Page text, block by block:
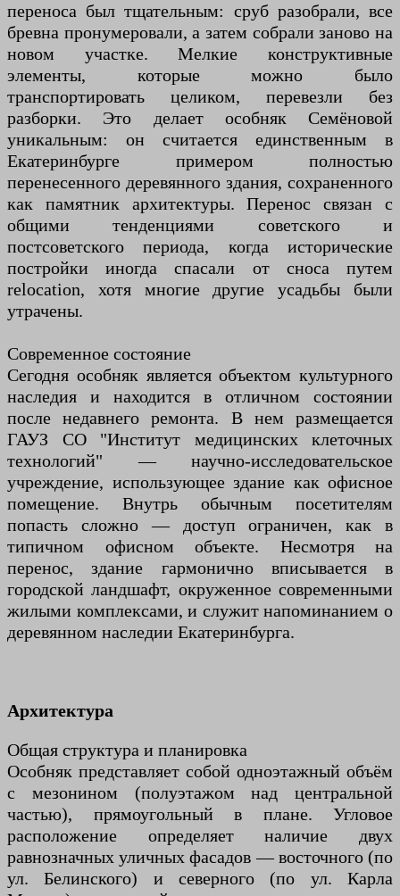
переноса был тщательным: сруб разобрали, все
бревна пронумеровали, а затем собрали заново на
новом участке. Мелкие конструктивные
элементы, которые можно было
транспортировать целиком, перевезли без
разборки. Это делает особняк Семёновой
уникальным: он считается единственным в
Екатеринбурге примером полностью
перенесенного деревянного здания, сохраненного
как памятник архитектуры. Перенос связан с
общими тенденциями советского и
постсоветского периода, когда исторические
постройки иногда спасали от сноса путем
relocation, хотя многие другие усадьбы были
утрачены.
Современное состояние
Сегодня особняк является объектом культурного
наследия и находится в отличном состоянии
после недавнего ремонта. В нем размещается
ГАУЗ СО "Институт медицинских клеточных
технологий" — научно-исследовательское
учреждение, использующее здание как офисное
помещение. Внутрь обычным посетителям
попасть сложно — доступ ограничен, как в
типичном офисном объекте. Несмотря на
перенос, здание гармонично вписывается в
городской ландшафт, окруженное современными
жилыми комплексами, и служит напоминанием о
деревянном наследии Екатеринбурга.
Архитектура
Общая структура и планировка
Особняк представляет собой одноэтажный объём
с мезонином (полуэтажом над центральной
частью), прямоугольный в плане. Угловое
расположение определяет наличие двух
равнозначных уличных фасадов — восточного (по
ул. Белинского) и северного (по ул. Карла